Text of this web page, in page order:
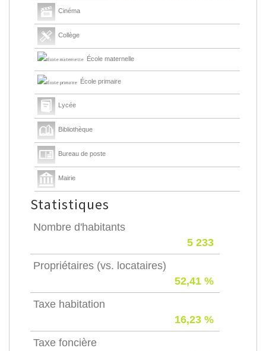
Cinéma
Collège
École maternelle
École primaire
Lycée
Bibliothèque
Bureau de poste
Mairie
Statistiques
Nombre d'habitants
5 233
Propriétaires (vs. locataires)
52,41 %
Taxe habitation
16,23 %
Taxe foncière